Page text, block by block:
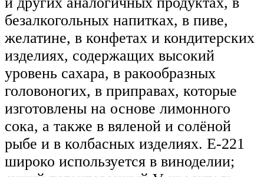
безалкогольных напитках, в пиве,
желатине, в конфетах и кондитерских
изделиях, содержащих высокий
уровень сахара, в ракообразных
головоногих, в приправах, которые
изготовлены на основе лимонного
сока, а также в вяленой и солёной
рыбе и в колбасных изделиях. E-221
широко используется в виноделии;